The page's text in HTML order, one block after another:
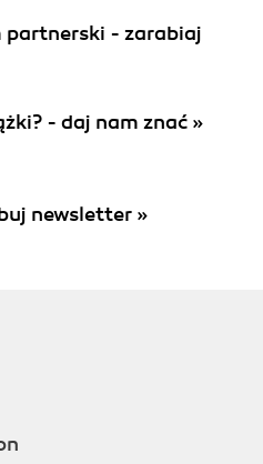
partnerski - zarabiaj
- daj nam znać »
newsletter »